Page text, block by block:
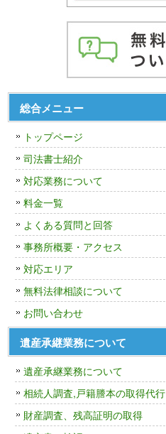
総合メニュー
トップページ
司法書士紹介
対応業務について
料金一覧
よくある質問と回答
事務所概要・アクセス
対応エリア
無料法律相談について
お問い合わせ
遺産承継業務について
遺産承継業務について
相続人調査,戸籍謄本の取得代行
財産調査、残高証明の取得